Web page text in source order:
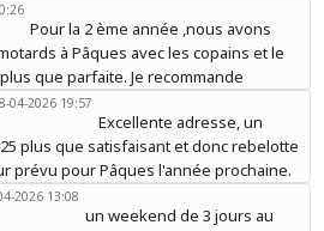
Pour la 2 ème année ,nous avons
à Pâques avec les copains et le
que parfaite. Je recommande
04-2026 19:57
Excellente adresse, un
plus que satisfaisant et donc rebelotte
prévu pour Pâques l'année prochaine.
2026 13:08
un weekend de 3 jours au